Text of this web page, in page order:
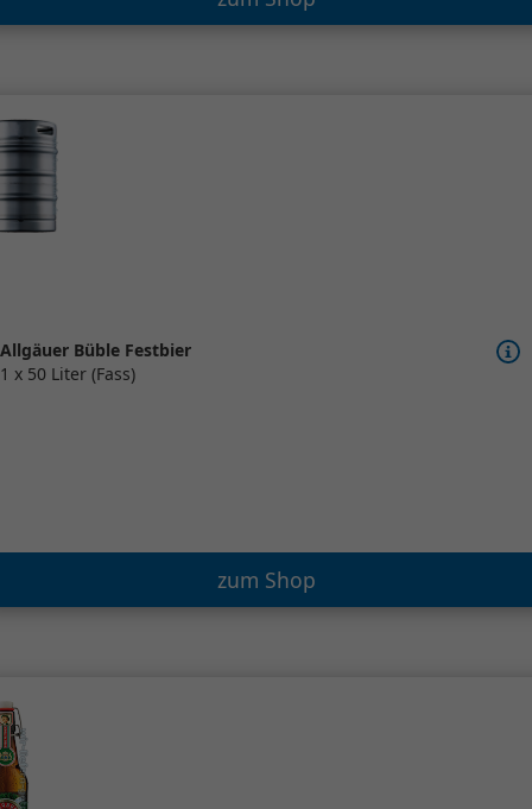
Allgäuer Büble Festbier
1 x 50 Liter (Fass)
zum Shop